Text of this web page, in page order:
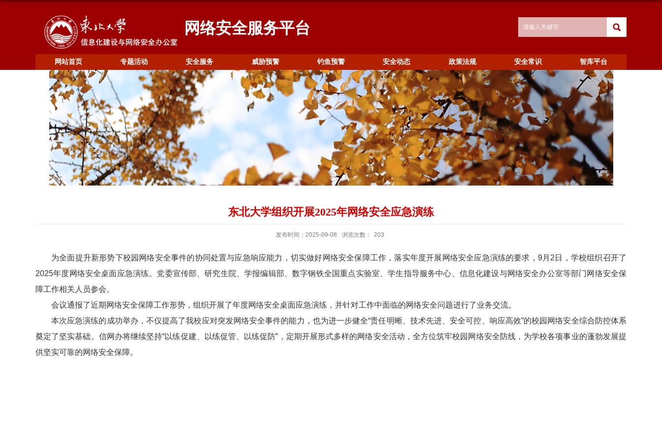
网络安全服务平台
网站首页 专题活动 安全服务 威胁预警 钓鱼预警 安全动态 政策法规 安全常识 智库平台
东北大学组织开展2025年网络安全应急演练
发布时间：2025-09-08 浏览次数： 203
为全面提升新形势下校园网络安全事件的协同处置与应急响应能力，切实做好网络安全保障工作，落实年度开展网络安全应急演练的要求，9月2日，学校组织召开了
2025年度网络安全桌面应急演练。党委宣传部、研究生院、学报编辑部、数字钢铁全国重点实验室、学生指导服务中心、信息化建设与网络安全办公室等部门网络安全保
障工作相关人员参会。
会议通报了近期网络安全保障工作形势，组织开展了年度网络安全桌面应急演练，并针对工作中面临的网络安全问题进行了业务交流。
本次应急演练的成功举办，不仅提高了我校应对突发网络安全事件的能力，也为进一步健全“责任明晰、技术先进、安全可控、响应高效”的校园网络安全综合防控体系
奠定了坚实基础。信网办将继续坚持“以练促建、以练促管、以练促防”，定期开展形式多样的网络安全活动，全方位筑牢校园网络安全防线，为学校各项事业的蓬勃发展提
供坚实可靠的网络安全保障。